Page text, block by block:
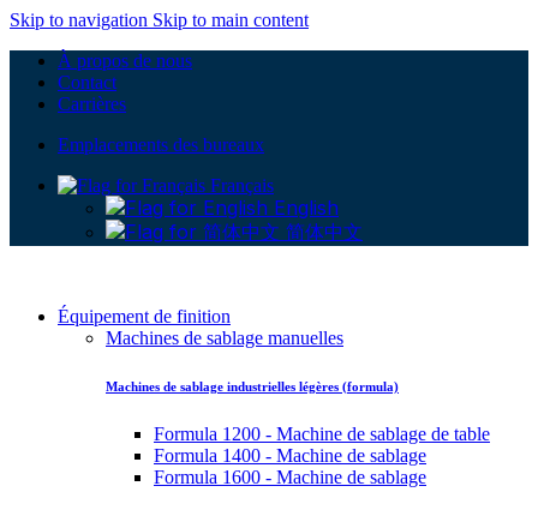
Skip to navigation Skip to main content
À propos de nous
Contact
Carrières
Emplacements des bureaux
Français
English
简体中文
Équipement de finition
Machines de sablage manuelles
Machines de sablage industrielles légères (formula)
Formula 1200 - Machine de sablage de table
Formula 1400 - Machine de sablage
Formula 1600 - Machine de sablage